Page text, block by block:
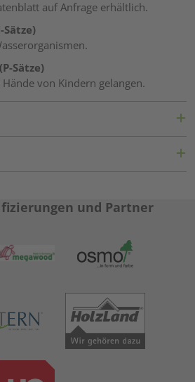
auf Anfrage erhältlich.
Sätze)
von Kindern gelangen.
und Partner